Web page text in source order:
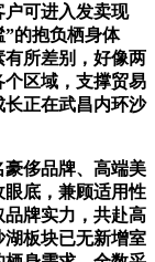
可进入发卖现
的抱负栖身体
所差别，好像两
区域，支撑贸易
正在武昌内环沙
侈品牌、高端美
底，兼顾适用性
牌实力，共赴高
板块已无新增室